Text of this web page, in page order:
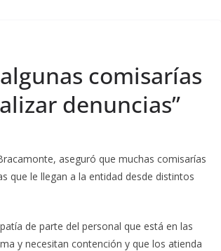
comisarías
denuncias”
aseguró que muchas comisarías
que le llegan a la entidad desde distintos
de parte del personal que está en las
y necesitan contención y que los atienda